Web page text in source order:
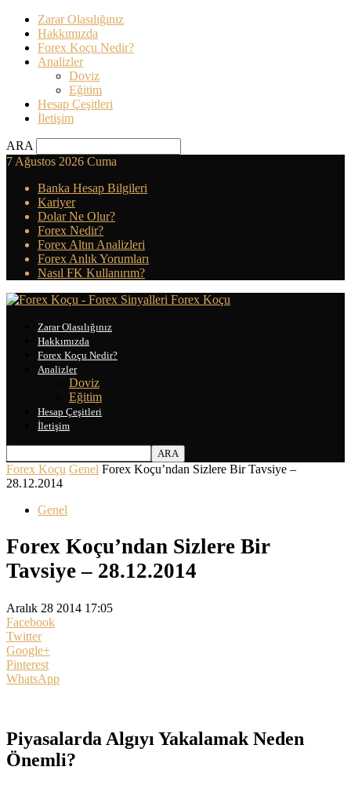
Zarar Olasılığınız
Hakkımızda
Forex Koçu Nedir?
Analizler
Doviz
Eğitim
Hesap Çeşitleri
İletişim
ARA
7 Ağustos 2026 Cuma
Banka Hesap Bilgileri
Kariyer
Dolar Ne Olur?
Forex Nedir?
Forex Altın Analizleri
Forex Anlık Yorumları
Nasıl FK Kullanırım?
Forex Koçu
Zarar Olasılığınız
Hakkımızda
Forex Koçu Nedir?
Analizler
Doviz
Eğitim
Hesap Çeşitleri
İletişim
Forex Koçu Genel Forex Koçu’ndan Sizlere Bir Tavsiye –
28.12.2014
Genel
Forex Koçu’ndan Sizlere Bir
Tavsiye – 28.12.2014
Aralık 28 2014 17:05
Facebook
Twitter
Google+
Pinterest
WhatsApp
Piyasalarda Algıyı Yakalamak Neden
Önemli?